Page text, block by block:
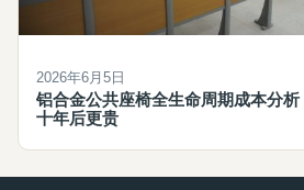
2026年6月5日
铝合金公共座椅全生命周期成本分
十年后更贵